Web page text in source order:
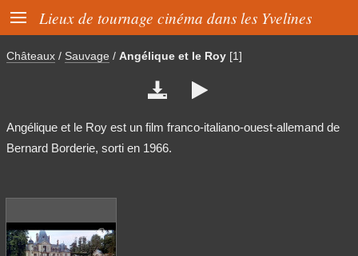
 Lieux de tournage cinéma dans les Yvelines
Châteaux / Sauvage / Angélique et le Roy [1]
 
Angélique et le Roy est un film franco-italiano-ouest-allemand de
Bernard Borderie, sorti en 1966.